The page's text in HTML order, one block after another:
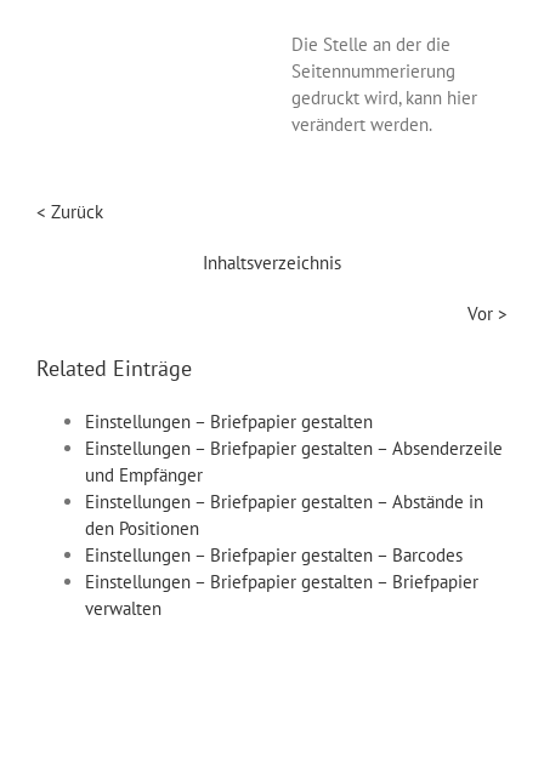
Die Stelle an der die
Seitennummerierung
gedruckt wird, kann hier
verändert werden.
< Zurück
Inhaltsverzeichnis
Vor >
Related Einträge
Einstellungen – Briefpapier gestalten
Einstellungen – Briefpapier gestalten – Absenderzeile
und Empfänger
Einstellungen – Briefpapier gestalten – Abstände in
den Positionen
Einstellungen – Briefpapier gestalten – Barcodes
Einstellungen – Briefpapier gestalten – Briefpapier
verwalten